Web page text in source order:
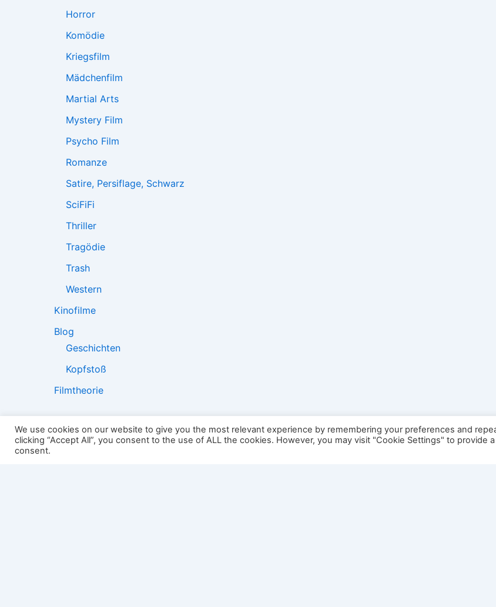
Horror
Komödie
Kriegsfilm
Mädchenfilm
Martial Arts
Mystery Film
Psycho Film
Romanze
Satire, Persiflage, Schwarz
SciFiFi
Thriller
Tragödie
Trash
Western
Kinofilme
Blog
Geschichten
Kopfstoß
Filmtheorie
2501:
We use cookies on our website to give you the most relevant experience by remembering your preferences and
clicking “Accept All”, you consent to the use of ALL the cookies. However, you may visit "Cookie Settings" to provide
consent.